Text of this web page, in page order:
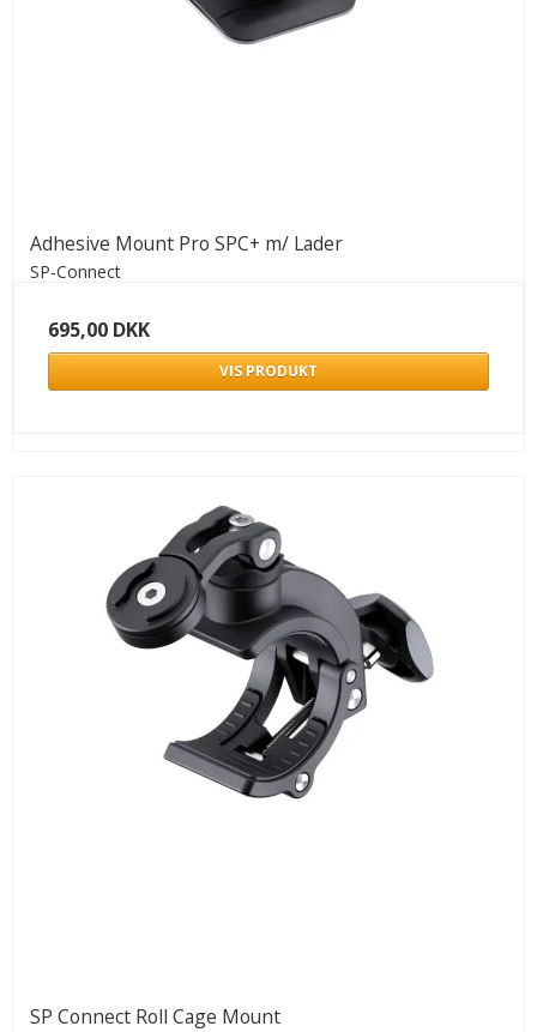
Adhesive Mount Pro SPC+ m/ Lader
SP-Connect
695,00 DKK
VIS PRODUKT
SP Connect Roll Cage Mount